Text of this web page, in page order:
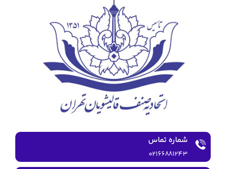
شماره تماس
۰۲۱۶۶۸۸۱۲۴۳